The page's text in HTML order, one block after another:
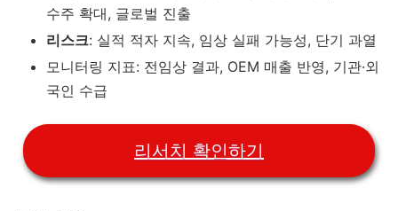
수주 확대, 글로벌 진출
리스크: 실적 적자 지속, 임상 실패 가능성, 단기 과열
모니터링 지표: 전임상 결과, OEM 매출 반영, 기관·외
국인 수급
리서치 확인하기